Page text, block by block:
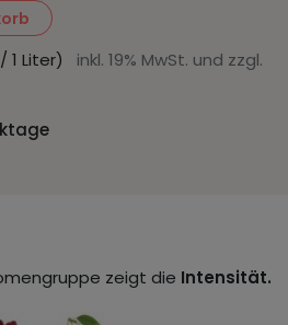
1 Liter) inkl. 19% MwSt. und zzgl.
zeigt die Intensität.